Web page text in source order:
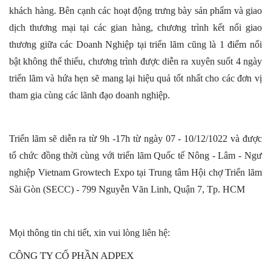
khách hàng. Bên cạnh các hoạt động trưng bày sản phẩm và giao
dịch thương mại tại các gian hàng, chương trình kết nối giao
thương giữa các Doanh Nghiệp tại triển lãm cũng là 1 điểm nổi
bật không thể thiếu, chương trình được diễn ra xuyên suốt 4 ngày
triển lãm và hứa hẹn sẽ mang lại hiệu quả tốt nhất cho các đơn vị
tham gia cùng các lãnh đạo doanh nghiệp.
Triển lãm sẽ diễn ra từ 9h -17h từ ngày 07 - 10/12/1022 và được
tổ chức đồng thời cùng với triển lãm Quốc tế Nông - Lâm - Ngư
nghiệp Vietnam Growtech Expo tại Trung tâm Hội chợ Triển lãm
Sài Gòn (SECC) - 799 Nguyễn Văn Linh, Quận 7, Tp. HCM
Mọi thông tin chi tiết, xin vui lòng liên hệ:
CÔNG TY CỔ PHẦN ADPEX